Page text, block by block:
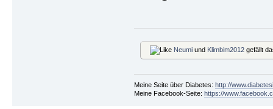
Neumiund Klimbim2012gefällt
Meine Seite über Diabetes: http://
Meine Facebook-Seite: https://